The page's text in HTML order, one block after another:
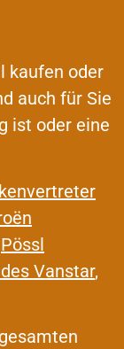
kaufen oder
auch für Sie
ist oder eine
Pössl
Vanstar,